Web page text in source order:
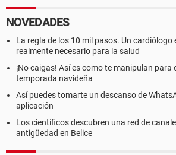
NOVEDADES
La regla de los 10 mil pasos. Un cardiólogo
realmente necesario para la salud
¡No caigas! Así es como te manipulan para
temporada navideña
Así puedes tomarte un descanso de
aplicación
Los científicos descubren una red de
antigüedad en Belice